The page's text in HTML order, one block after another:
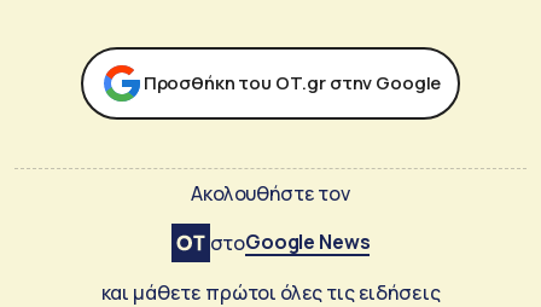
Προσθήκη του ΟΤ.gr στην Google
Ακολουθήστε τον
στοGoogle News
και μάθετε πρώτοι όλες τις ειδήσεις